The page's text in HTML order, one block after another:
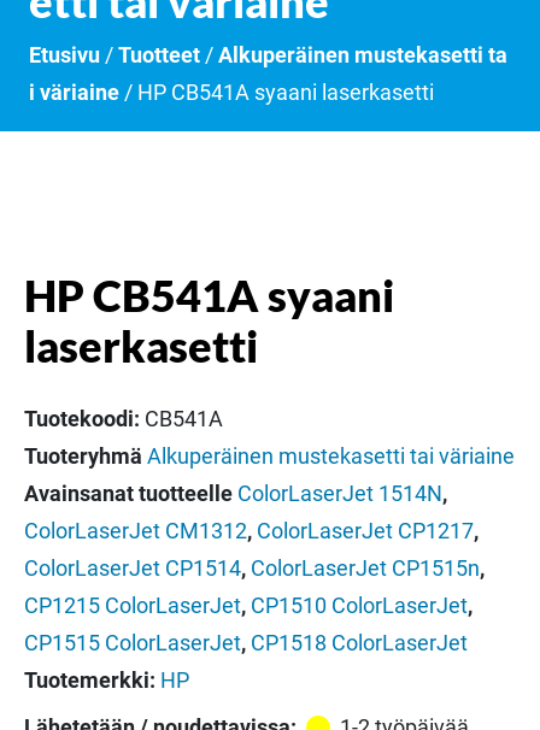
Etusivu / Tuotteet / Alkuperäinen mustekasetti ta
i väriaine / HP CB541A syaani laserkasetti
HP CB541A syaani
laserkasetti
Tuotekoodi: CB541A
Tuoteryhmä Alkuperäinen mustekasetti tai väriaine
Avainsanat tuotteelle ColorLaserJet 1514N,
ColorLaserJet CM1312, ColorLaserJet CP1217,
ColorLaserJet CP1514, ColorLaserJet CP1515n,
CP1215 ColorLaserJet, CP1510 ColorLaserJet,
CP1515 ColorLaserJet, CP1518 ColorLaserJet
Tuotemerkki: HP